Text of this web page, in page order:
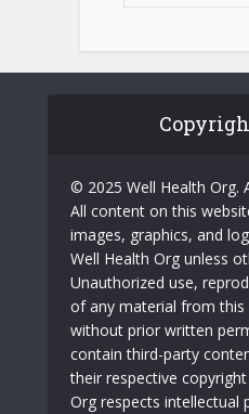
© 2025 Well Health Org.
All content on this
images, graphics, and
Well Health Org unless
Unauthorized use,
of any material from
without prior written
contain third-party
their respective
Org respects intellectual